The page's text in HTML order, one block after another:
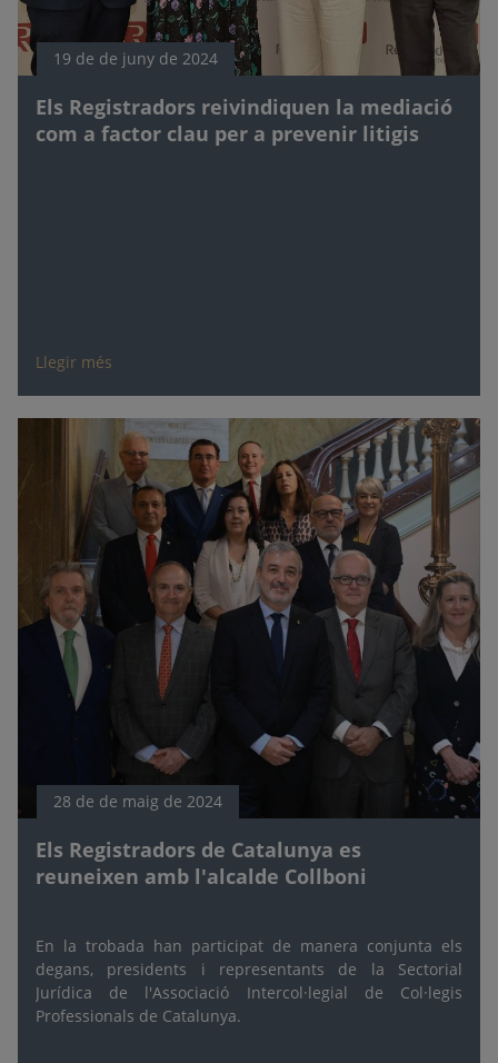
19 de de juny de 2024
Els Registradors reivindiquen la mediació
com a factor clau per a prevenir litigis
Llegir més
28 de de maig de 2024
Els Registradors de Catalunya es
reuneixen amb l'alcalde Collboni
En la trobada han participat de manera conjunta els
degans, presidents i representants de la Sectorial
Jurídica de l'Associació Intercol·legial de Col·legis
Professionals de Catalunya.